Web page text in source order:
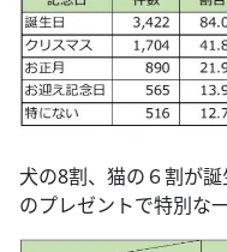
犬の8割、猫の６割が
のプレゼントで特別な